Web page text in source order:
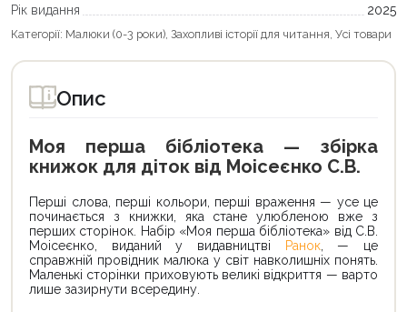
Рік видання
2025
Категорії: Малюки (0-3 роки) Захопливі історії для читання Усі товари
Опис
Моя перша бібліотека — збірка
книжок для діток від Моісеєнко С.В.
Перші слова, перші кольори, перші враження — усе це
починається з книжки, яка стане улюбленою вже з
перших сторінок. Набір «Моя перша бібліотека» від С.В.
Моісеєнко, виданий у видавництві
Ранок, — це
справжній провідник малюка у світ навколишніх понять.
Маленькі сторінки приховують великі відкриття — варто
лише зазирнути всередину.